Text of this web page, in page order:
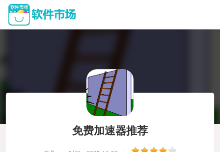
免费加速器推荐